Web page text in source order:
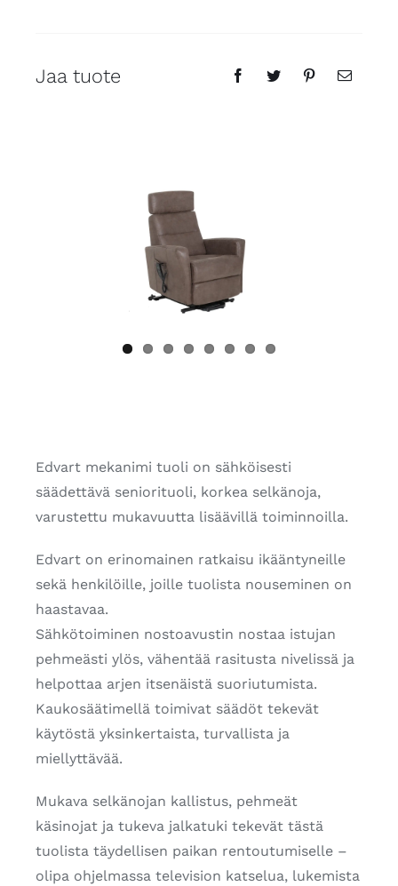
Jaa tuote
Edvart mekanimi tuoli on sähköisesti
säädettävä seniorituoli, korkea selkänoja,
varustettu mukavuutta lisäävillä toiminnoilla.
Edvart on erinomainen ratkaisu ikääntyneille
sekä henkilöille, joille tuolista nouseminen on
haastavaa.
Sähkötoiminen nostoavustin nostaa istujan
pehmeästi ylös, vähentää rasitusta nivelissä ja
helpottaa arjen itsenäistä suoriutumista.
Kaukosäätimellä toimivat säädöt tekevät
käytöstä yksinkertaista, turvallista ja
miellyttävää.
Mukava selkänojan kallistus, pehmeät
käsinojat ja tukeva jalkatuki tekevät tästä
tuolista täydellisen paikan rentoutumiselle –
olipa ohjelmassa television katselua, lukemista